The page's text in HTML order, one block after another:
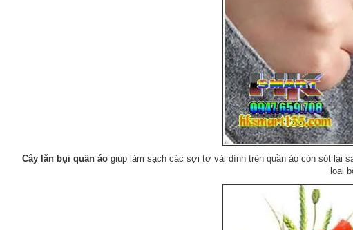
Cây lăn bụi quần áo giúp làm sạch các sợi tơ vải dính trên quần áo còn sót lại
loại